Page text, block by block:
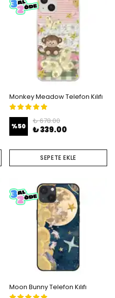
Monkey Meadow Telefon Kılıfı
%50
₺ 678.00
₺ 339.00
SEPETE EKLE
Moon Bunny Telefon Kılıfı